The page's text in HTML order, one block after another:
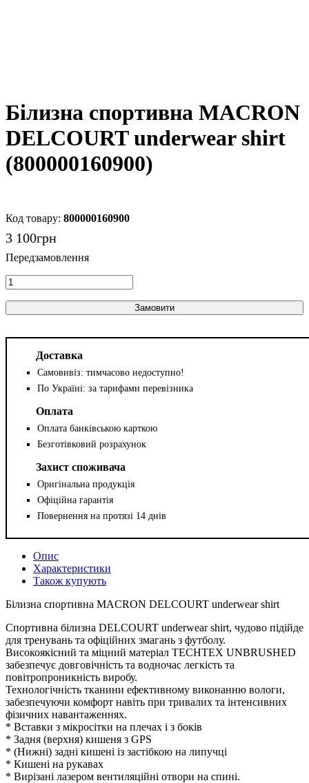
Білизна спортивна MACRON
DELCOURT underwear shirt
(800000160900)
800000160900
3 100грн
Замовити
Доставка
Самовивіз: тимчасово недоступно!
По Україні: за тарифами перевізника
Оплата
Оплата банківською карткою
Безготівковий розрахунок
Захист споживача
Оригінальна продукція
Офіційна гарантія
Повернення на протязі 14 днів
Опис
Характеристики
Також купують
Білизна спортивна MACRON DELCOURT underwear shirt
Спортивна білизна DELCOURT underwear shirt, чудово підійде
для тренувань та офіційних змагань з футболу.
Високоякісний та міцний матеріал TECHTEX UNBRUSHED
забезпечує довговічність та водночас легкість та
повітропроникність виробу.
Технологічність тканини ефективному виконанню вологи,
забезпечуючи комфорт навіть при тривалих та інтенсивних
фізичних навантаженнях.
* Вставки з мікросітки на плечах і з боків
* Задня (верхня) кишеня з GPS
* (Нижні) задні кишені із застібкою на липучці
* Кишені на рукавах
* Вирізані лазером вентиляційні отвори на спині.